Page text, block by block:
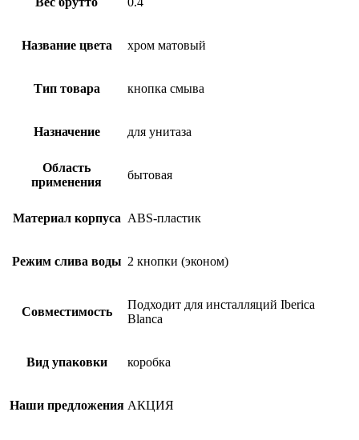
Название цвета хром матовый
Тип товара кнопка смыва
Назначение для унитаза
Область
применения
бытовая
Материал корпуса ABS-пластик
Режим слива воды 2 кнопки (эконом)
Совместимость
Подходит для инсталляций Iberica
Blanca
Вид упаковки коробка
Наши предложения АКЦИЯ